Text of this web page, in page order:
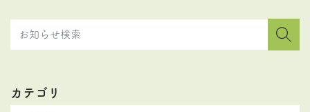
カテゴリ